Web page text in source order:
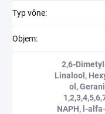
Typ vône:
Objem:
2,6-
Linalool,
ol,
NAPH, l-